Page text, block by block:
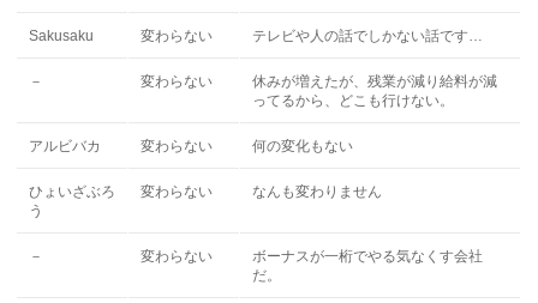
Sakusaku 変わらない テレビや人の話でしかない話です…
－ 変わらない
休みが増えたが、残業が減り給料が減
ってるから、どこも行けない。
アルビバカ 変わらない 何の変化もない
ひょいざぶろ
う
変わらない なんも変わりません
－ 変わらない
ボーナスが一桁でやる気なくす会社
だ。